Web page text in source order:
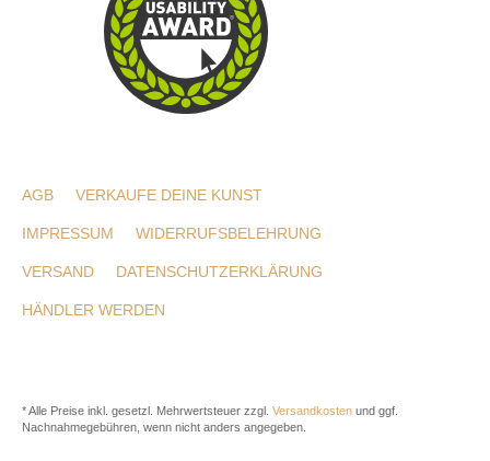
AGB VERKAUFE DEINE KUNST
IMPRESSUM WIDERRUFSBELEHRUNG
VERSAND DATENSCHUTZERKLÄRUNG
HÄNDLER WERDEN
* Alle Preise inkl. gesetzl. Mehrwertsteuer zzgl. Versandkosten und ggf.
Nachnahmegebühren, wenn nicht anders angegeben.